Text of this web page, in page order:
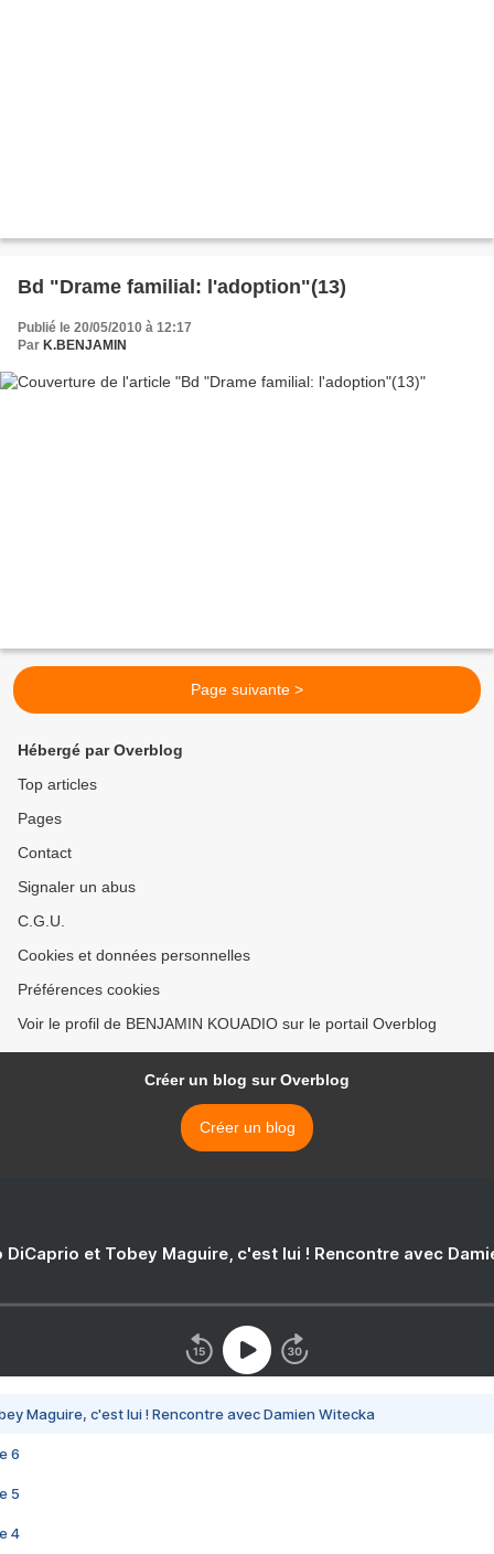
Bd "Drame familial: l'adoption"(13)
Publié le 20/05/2010 à 12:17
Par K.BENJAMIN
Page suivante >
Hébergé par Overblog
Top articles
Pages
Contact
Signaler un abus
C.G.U.
Cookies et données personnelles
Préférences cookies
Voir le profil de BENJAMIN KOUADIO sur le portail Overblog
Créer un blog sur Overblog
Créer un blog
DiCaprio et Tobey Maguire, c'est lui ! Rencontre avec
Maguire, c'est lui ! Rencontre avec Damien Witecka
6
5
4